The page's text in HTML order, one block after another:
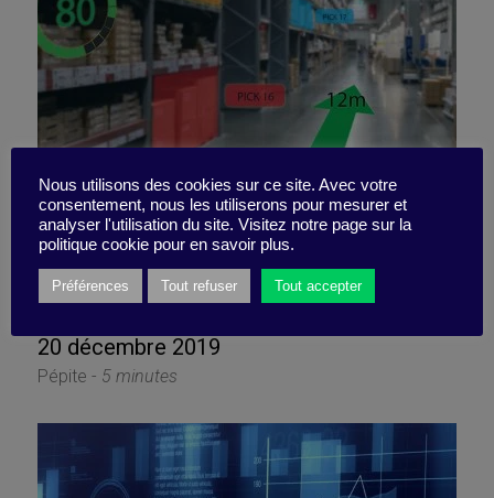
L’IA et les 3 trucs qui
coincent encore
20 décembre 2019
Pépite - 5 minutes
Nous utilisons des cookies sur ce site. Avec votre
consentement, nous les utiliserons pour mesurer et
analyser l'utilisation du site. Visitez notre page sur la
politique cookie pour en savoir plus.
Préférences Tout refuser Tout accepter